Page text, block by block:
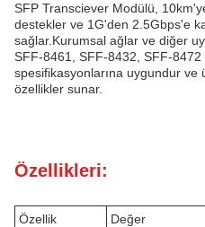
SFP Transciever Modülü,
destekler ve 1G'den 2.5Gbps'e
sağlar.Kurumsal ağlar ve diğer
SFF-8461, SFF-8432, SFF-8472
spesifikasyonlarına uygundur
özellikler sunar.
Özellikleri:
Özellik
Değer